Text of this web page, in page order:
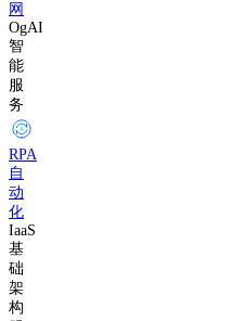
网
OgAI
智
能
服
务
RPA
自
动
化
IaaS
基
础
架
构